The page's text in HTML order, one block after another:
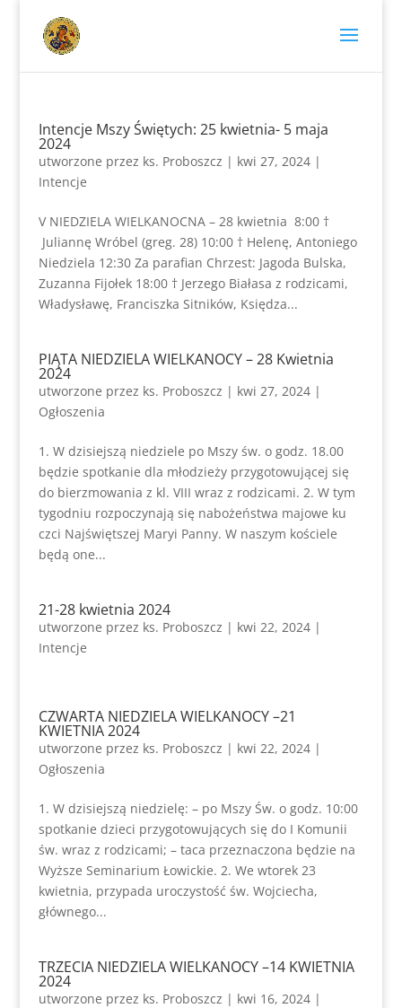
Intencje Mszy Świętych: 25 kwietnia- 5 maja
2024
utworzone przez ks. Proboszcz | kwi 27, 2024|
Intencje
V NIEDZIELA WIELKANOCNA – 28 kwietnia 8:00 †
Juliannę Wróbel (greg. 28) 10:00 † Helenę, Antoniego
Niedziela 12:30 Za parafian Chrzest: Jagoda Bulska,
Zuzanna Fijołek 18:00 † Jerzego Białasa z rodzicami,
Władysławę, Franciszka Sitników, Księdza...
PIĄTA NIEDZIELA WIELKANOCY – 28 Kwietnia
2024
utworzone przez ks. Proboszcz | kwi 27, 2024|
Ogłoszenia
1. W dzisiejszą niedziele po Mszy św. o godz. 18.00
będzie spotkanie dla młodzieży przygotowującej się
do bierzmowania z kl. VIII wraz z rodzicami. 2. W tym
tygodniu rozpoczynają się nabożeństwa majowe ku
czci Najświętszej Maryi Panny. W naszym kościele
będą one...
21-28 kwietnia 2024
utworzone przez ks. Proboszcz | kwi 22, 2024|
Intencje
CZWARTA NIEDZIELA WIELKANOCY –21
KWIETNIA 2024
utworzone przez ks. Proboszcz | kwi 22, 2024|
Ogłoszenia
1. W dzisiejszą niedzielę: – po Mszy Św. o godz. 10:00
spotkanie dzieci przygotowujących się do I Komunii
św. wraz z rodzicami; – taca przeznaczona będzie na
Wyższe Seminarium Łowickie. 2. We wtorek 23
kwietnia, przypada uroczystość św. Wojciecha,
głównego...
TRZECIA NIEDZIELA WIELKANOCY –14 KWIETNIA
2024
utworzone przez ks. Proboszcz | kwi 16, 2024|